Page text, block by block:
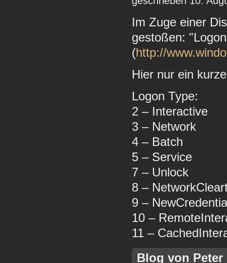
Im Zuge einer
gestoßen:
(http://
Hier nur ein
Logon Type:
2 – Interactive
3 – Network
4 – Batch
5 – Service
7 – Unlock
8 –
9 –
10 –
11 –
Blog von Peter